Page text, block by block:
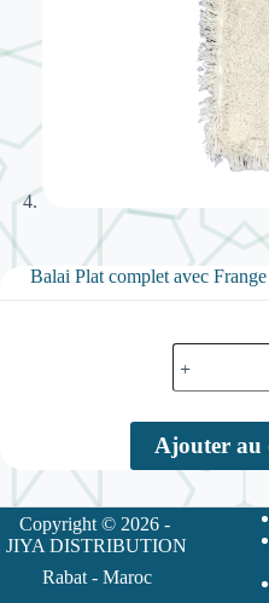
Balai Plat complet avec
quantité
de
Balai
complet
avec
Frange
en
40cmx13cm
Ajouter au
Copyright © 2026 -
JIYA DISTRIBUTION
Rabat - Maroc